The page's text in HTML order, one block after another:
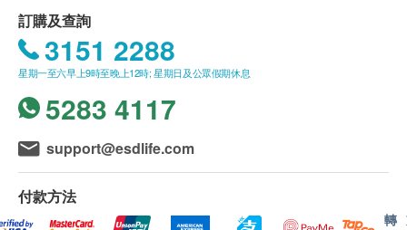
磁力共振
顱腦 MRA
X光
頸椎正側位（DR）
2 基本項目
房，勿陰道沖洗或使用塞劑
未婚和未有性生活的女性不可做婦科、婦科腔內彩
超等檢查
特殊人群注意事項
高血壓、糖尿病、心腦病、哮喘等其他慢性疾病患
者，建議攜帶常用藥物待做完空腹項目後服藥。
磁共振檢查注意事項
廢。
體檢時, 如果遇到醫生不會説廣東話的情況，醫療
中心可安排醫護人員陪同提供翻譯服務。
如果商戶頁面與體檢計劃頁面的簡體中文、英文兩
個版本有任何抵觸或不相符之處，應以繁體中文版
二、體檢報告領取和講解
客人可在體檢日確認報告語言（可選擇簡體中文或
英文【英文需額外付費，10頁內500RMB/份，超
訂購及查詢
3151 2288
星期一至六早上9時至晚上12時; 星期日及公眾假期休息
5283 4117
support@esdlife.com
付款方法
轉